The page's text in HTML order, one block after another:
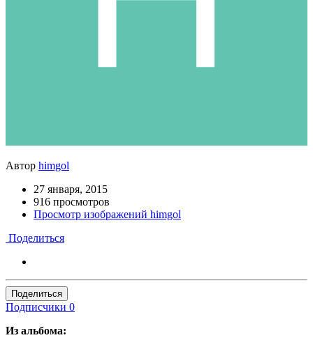
Автор himgol
27 января, 2015
916 просмотров
Просмотр изображений himgol
Поделиться
Поделиться
Подписчики 0
Из альбома: